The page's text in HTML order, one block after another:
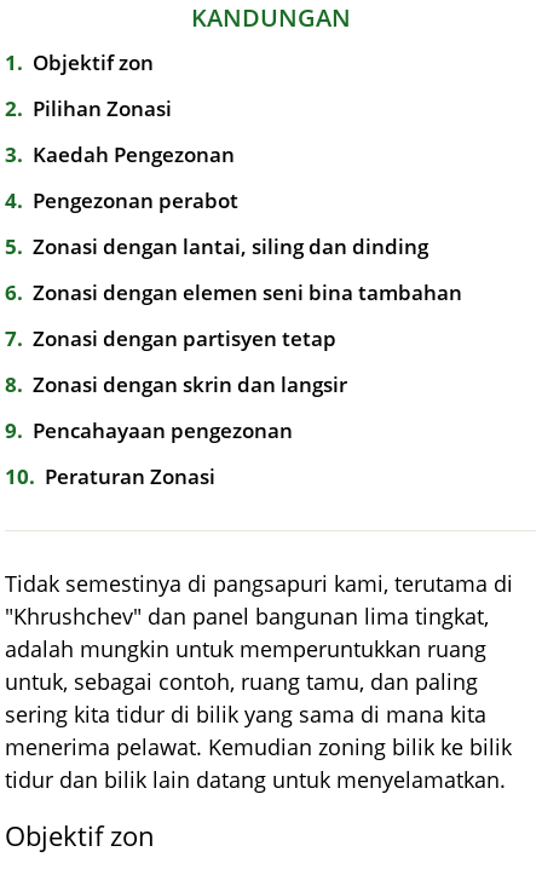
KANDUNGAN
1
Objektif zon
2
Pilihan Zonasi
3
Kaedah Pengezonan
4
Pengezonan perabot
5
Zonasi dengan lantai, siling dan dinding
6 Zonasi dengan elemen seni bina tambahan
7 Zonasi dengan partisyen tetap
8
Zonasi dengan skrin dan langsir
9
Pencahayaan pengezonan
10
Peraturan Zonasi
Tidak semestinya di pangsapuri kami, terutama di
"Khrushchev" dan panel bangunan lima tingkat,
adalah mungkin untuk memperuntukkan ruang
untuk, sebagai contoh, ruang tamu, dan paling
sering kita tidur di bilik yang sama di mana kita
menerima pelawat. Kemudian zoning bilik ke bilik
tidur dan bilik lain datang untuk menyelamatkan.
Objektif zon